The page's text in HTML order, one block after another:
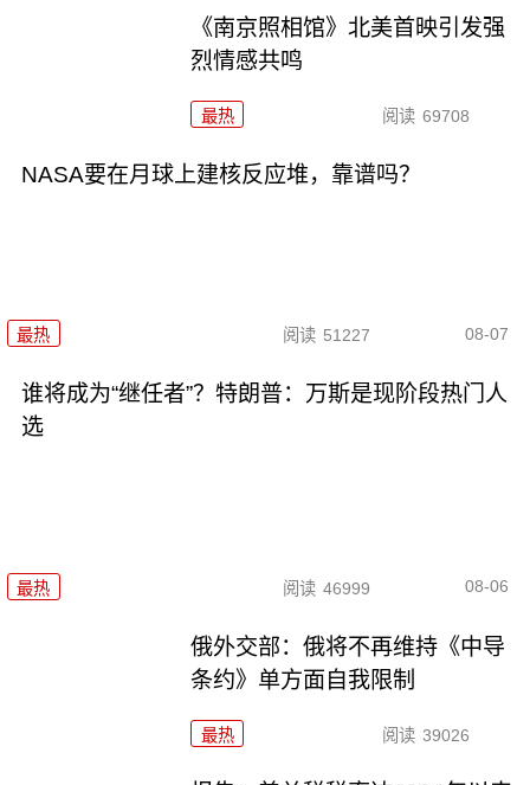
《南京照相馆》北美首映引发强
烈情感共鸣
最热 阅读 69708
NASA要在月球上建核反应堆，靠谱吗？
最热 阅读 51227 08-07
谁将成为“继任者”？特朗普：万斯是现阶段热门人
选
最热 阅读 46999 08-06
俄外交部：俄将不再维持《中导
条约》单方面自我限制
最热 阅读 39026